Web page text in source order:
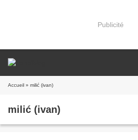
Publicité
Accueil » milić (ivan)
milić (ivan)